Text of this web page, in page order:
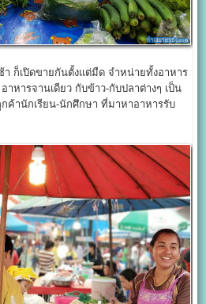
ก็เปิดขายกันตั้งแต่มืด จำหน่ายทั้งอาหาร
าหารจานเดียว กับข้าว-กับปลาต่างๆ เป็น
ค้านักเรียน-นักศึกษา ที่มาหาอาหารรับ